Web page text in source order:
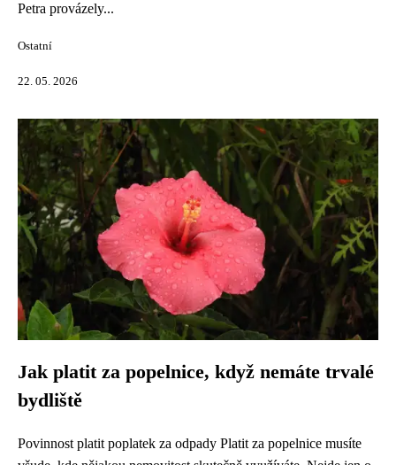
Petra provázely...
Ostatní
22. 05. 2026
Jak platit za popelnice, když nemáte trvalé
bydliště
Povinnost platit poplatek za odpady Platit za popelnice musíte